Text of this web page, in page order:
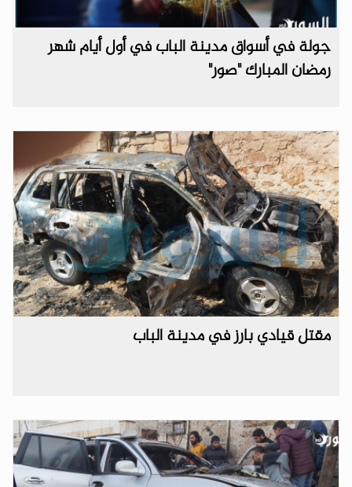
جولة في أسواق مدينة الباب في أول أيام شهر
رمضان المبارك "صور"
مقتل قيادي بارز في مدينة الباب